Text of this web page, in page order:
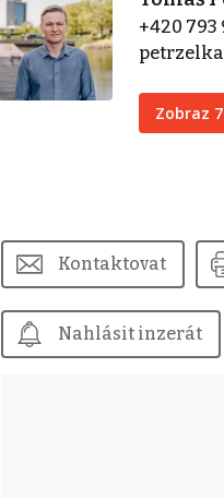
+420 793
Zobraz
Kontaktovat
Nahlásit inzerát